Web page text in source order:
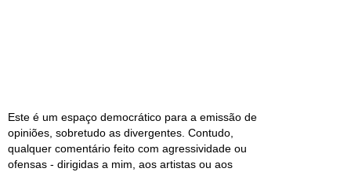
Este é um espaço democrático para a emissão de
opiniões, sobretudo as divergentes. Contudo,
qualquer comentário feito com agressividade ou
ofensas - dirigidas a mim, aos artistas ou aos